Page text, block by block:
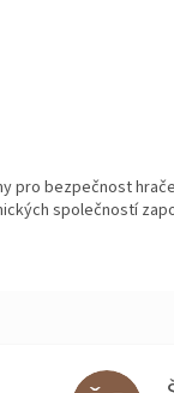
pro bezpečnost
společností